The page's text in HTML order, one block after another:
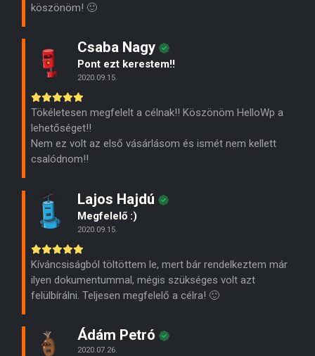
köszönöm! 🙂
Csaba Nagy
Pont ezt kerestem!!
2020.09.15.
Tökéletesen megfelelt a célnak!! Köszönöm HelloWp a
lehetőséget!!
Nem ez volt az első vásárlásom és ismét nem kellett
csalódnom!!
Lajos Hajdú
Megfelelő :)
2020.09.15.
Kíváncsiságból töltöttem le, mert bár rendelkeztem már
ilyen dokumentummal, mégis szükséges volt azt
felülbírálni. Teljesen megfelelő a célra! 🙂
Ádám Petró
2020.07.26.